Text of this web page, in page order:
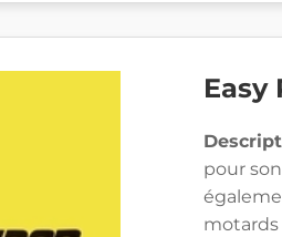
Easy
pour
motards